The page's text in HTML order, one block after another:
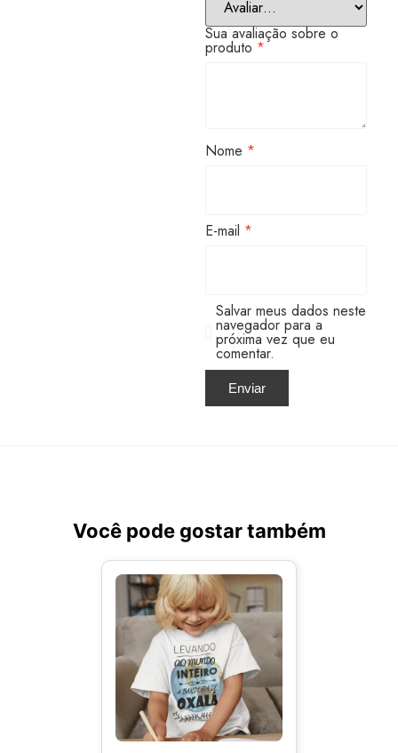
Sua avaliação sobre o
produto *
Nome *
E-mail *
Salvar meus dados neste
navegador para a
próxima vez que eu
comentar.
Você pode gostar também